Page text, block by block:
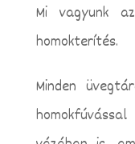
Mi vagyunk
homokterítés.
Minden